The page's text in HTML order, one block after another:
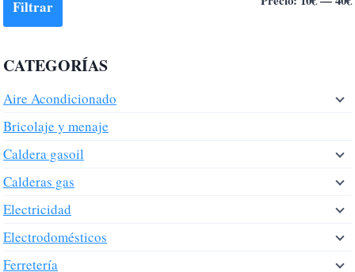
Filtrar
CATEGORÍAS
Aire Acondicionado
Bricolaje y menaje
Caldera gasoil
Calderas gas
Electricidad
Electrodomésticos
Ferretería